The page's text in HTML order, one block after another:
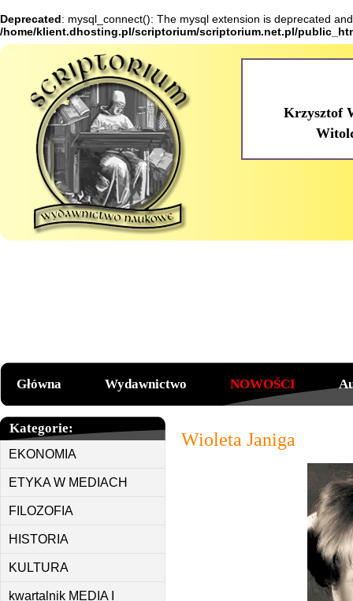
Deprecated: mysql_connect(): The mysql extension is deprecated
/home/klient.dhosting.pl/scriptorium/scriptorium.net.pl/
Krzysztof
Główna Wydawnictwo NOWOŚCI
Kategorie:
EKONOMIA
ETYKA W MEDIACH
FILOZOFIA
HISTORIA
KULTURA
kwartalnik MEDIA I
Wioleta Janiga